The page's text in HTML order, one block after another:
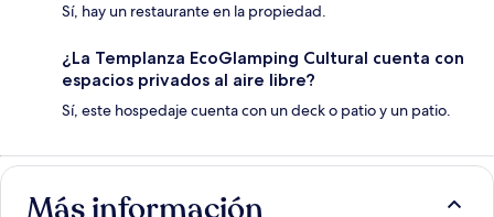
Sí, hay un restaurante en la propiedad.
¿La Templanza EcoGlamping Cultural cuenta con
espacios privados al aire libre?
Sí, este hospedaje cuenta con un deck o patio y un patio.